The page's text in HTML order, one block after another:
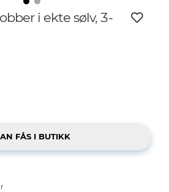
i ekte sølv, 3-